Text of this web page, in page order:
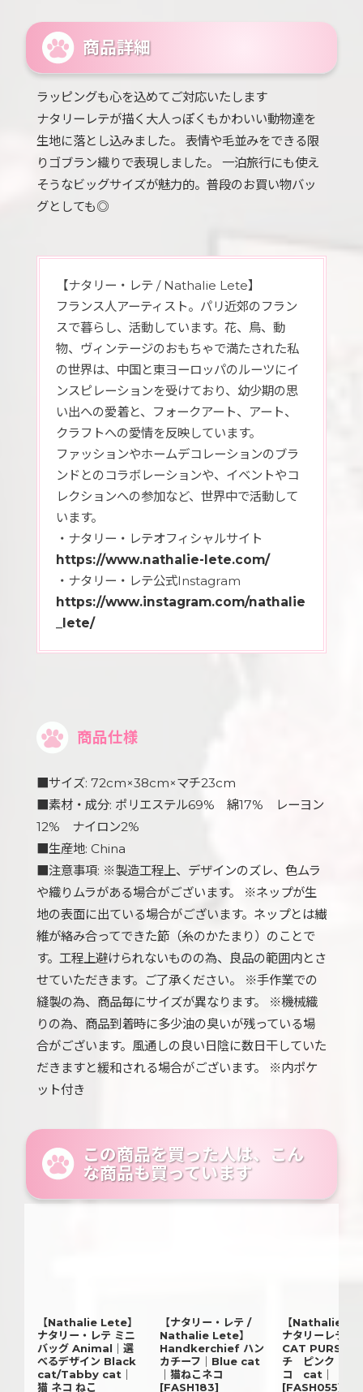
商品詳細
ラッピングも心を込めてご対応いたします
ナタリーレテが描く大人っぽくもかわいい動物達を
生地に落とし込みました。 表情や毛並みをできる限
りゴブラン織りで表現しました。 一泊旅行にも使え
そうなビッグサイズが魅力的。普段のお買い物バッ
グとしても◎
【ナタリー・レテ / Nathalie Lete】
フランス人アーティスト。パリ近郊のフラン
スで暮らし、活動しています。花、鳥、動
物、ヴィンテージのおもちゃで満たされた私
の世界は、中国と東ヨーロッパのルーツにイ
ンスピレーションを受けており、幼少期の思
い出への愛着と、フォークアート、アート、
クラフトへの愛情を反映しています。
ファッションやホームデコレーションのブラ
ンドとのコラボレーションや、イベントやコ
レクションへの参加など、世界中で活動して
います。
・ナタリー・レテオフィシャルサイト
https://www.nathalie-lete.com/
・ナタリー・レテ公式Instagram
https://www.instagram.com/nathalie
_lete/
商品仕様
■サイズ: 72cm×38cm×マチ23cm
■素材・成分: ポリエステル69% 綿17% レーヨン
12% ナイロン2%
■生産地: China
■注意事項: ※製造工程上、デザインのズレ、色ムラ
や織りムラがある場合がございます。 ※ネップが生
地の表面に出ている場合がございます。ネップとは繊
維が絡み合ってできた節（糸のかたまり）のことで
す。工程上避けられないものの為、良品の範囲内とさ
せていただきます。ご了承ください。 ※手作業での
縫製の為、商品毎にサイズが異なります。 ※機械織
りの為、商品到着時に多少油の臭いが残っている場
合がございます。風通しの良い日陰に数日干していた
だきますと緩和される場合がございます。 ※内ポケ
ット付き
この商品を買った人は、こん
な商品も買っています
【Nathalie Lete】
ナタリー・レテ ミニ
バッグ Animal｜選
べるデザイン Black
cat/Tabby cat｜
猫 ネコ ねこ
【ナタリー・レテ /
Nathalie Lete】
Handkerchief ハン
カチーフ｜Blue cat
｜猫ねこネコ
[FASH183]
【Nathalie
ナタリーレテ｜
CAT PURSE
チ ピンク｜
コ cat｜
[FASH055]